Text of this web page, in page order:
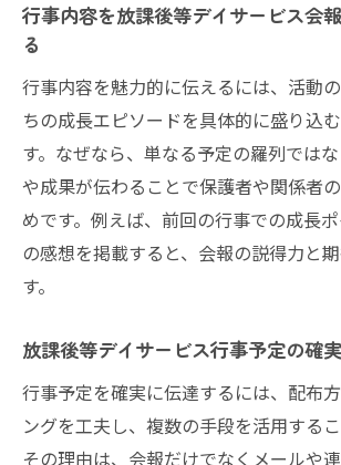
行事内容を放課後等デイサービス会
る
行事内容を魅力的に伝えるには、活動
ちの成長エピソードを具体的に盛り込
す。なぜなら、単なる予定の羅列では
や成果が伝わることで保護者や関係者
めです。例えば、前回の行事での成長
の感想を掲載すると、会報の説得力と
す。
放課後等デイサービス行事予定の確
行事予定を確実に伝達するには、配布
ングを工夫し、複数の手段を活用するこ
その理由は、会報だけでなくメールや